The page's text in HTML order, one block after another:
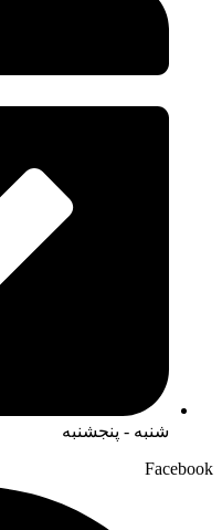
شنبه - پنجشنبه
Facebook